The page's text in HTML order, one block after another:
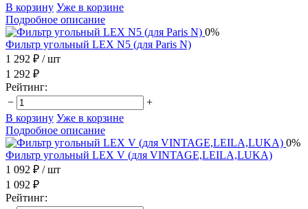
В корзину Уже в корзине
Подробное описание
0%
Фильтр угольный LEX N5 (для Paris N)
1 292 ₽ / шт
1 292 ₽
Рейтинг:
−
+
В корзину Уже в корзине
Подробное описание
0%
Фильтр угольный LEX V (для VINTAGE,LEILA,LUKA)
1 092 ₽ / шт
1 092 ₽
Рейтинг: